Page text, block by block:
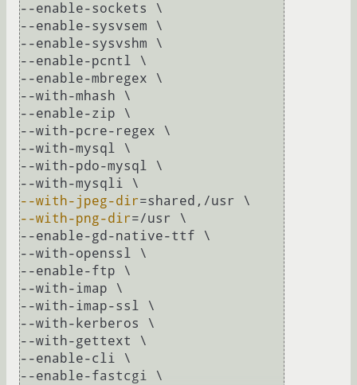
--enable-sockets \
--enable-sysvsem \
--enable-sysvshm \
--enable-pcntl \
--enable-mbregex \
--with-mhash \
--enable-zip \
--with-pcre-regex \
--with-mysql \
--with-pdo-mysql \
--with-jpeg-dir
--with-png-dir=/usr \
--enable-gd-native-ttf \
--with-openssl \
--enable-ftp \
--with-imap \
--with-imap-ssl \
--with-kerberos \
--with-gettext \
--enable-cli \
--enable-fastcgi \